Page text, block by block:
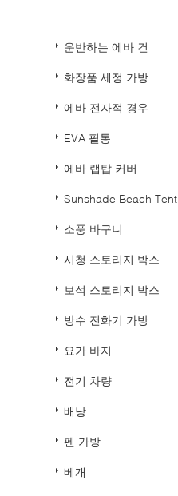
운반하는 에바 건
화장품 세정 가방
에바 전자적 경우
EVA 필통
에바 랩탑 커버
Sunshade Beach Tent
소풍 바구니
시청 스토리지 박스
보석 스토리지 박스
방수 전화기 가방
요가 바지
전기 차량
배낭
펜 가방
베개